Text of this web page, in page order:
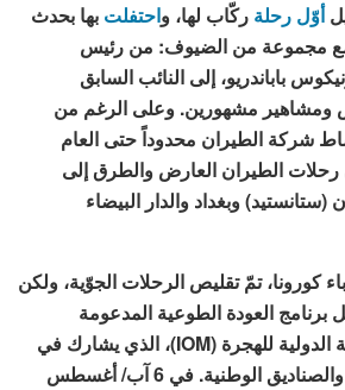
أوّل رحلة ركّاب لها، واحتفلت بها بحدث
مع مجموعة من الضيوف: من رئيس
باباندريو، إلى النائب السابق
ومشاهير مشهورين. وعلى الرغم من
شركة الطيران محدوداً حتى العام
رحلات الطيران العارض والطرق إلى
(ستانستيد) وبغداد والدار البيضاء
وباء كورونا، تمّ تقليص الرحلات الجوّية، ولكن
العودة الطوعية المدعومة
(AVRR) التابع للمنظّمة الدولية للهجرة (IOM)، الذي يشارك في
تمويله الاتّحاد الأوروبي والصناديق الوطنية. في 6 آب/ أغسطس